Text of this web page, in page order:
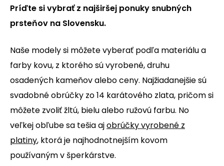
Príďte si vybrať z najširšej ponuky snubných
prsteňov na Slovensku.
Naše modely si môžete vyberať podľa materiálu a
farby kovu, z ktorého sú vyrobené, druhu
osadených kameňov alebo ceny. Najžiadanejšie sú
svadobné obrúčky zo 14 karátového zlata, pričom si
môžete zvoliť žltú, bielu alebo ružovú farbu. No
veľkej obľube sa tešia ajobrúčky vyrobené z
platiny, ktorá je najhodnotnejším kovom
používaným v šperkárstve.